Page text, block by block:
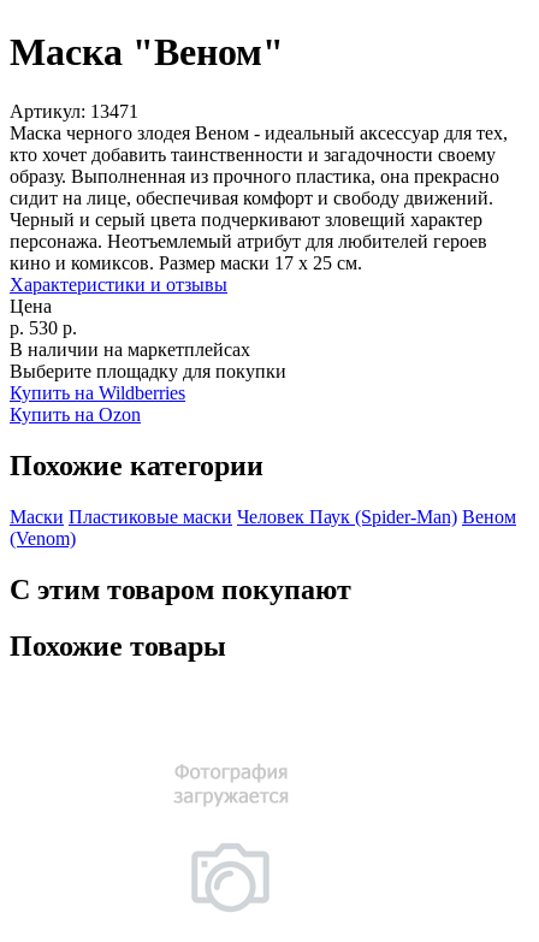
Маска "Веном"
Артикул: 13471
Маска черного злодея Веном - идеальный аксессуар для тех,
кто хочет добавить таинственности и загадочности своему
образу. Выполненная из прочного пластика, она прекрасно
сидит на лице, обеспечивая комфорт и свободу движений.
Черный и серый цвета подчеркивают зловещий характер
персонажа. Неотъемлемый атрибут для любителей героев
кино и комиксов. Размер маски 17 х 25 см.
Характеристики и отзывы
Цена
р. 530 р.
В наличии на маркетплейсах
Выберите площадку для покупки
Купить на Wildberries
Купить на Ozon
Похожие категории
Маски Пластиковые маски Человек Паук (Spider-Man) Веном
(Venom)
С этим товаром покупают
Похожие товары